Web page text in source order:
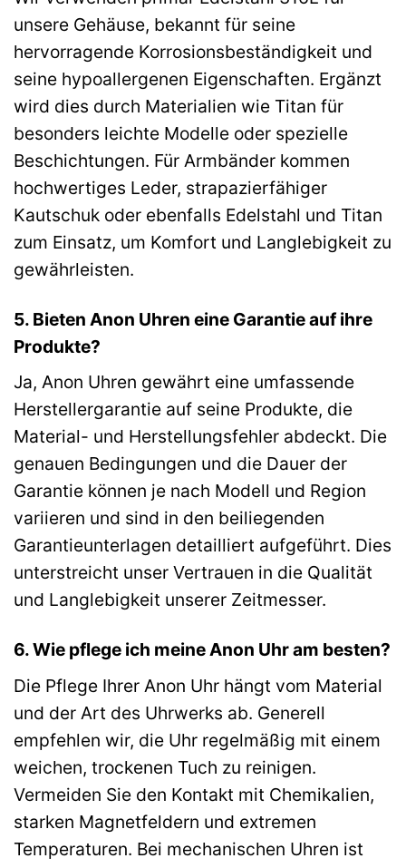
unsere Gehäuse, bekannt für seine
hervorragende Korrosionsbeständigkeit und
seine hypoallergenen Eigenschaften. Ergänzt
wird dies durch Materialien wie Titan für
besonders leichte Modelle oder spezielle
Beschichtungen. Für Armbänder kommen
hochwertiges Leder, strapazierfähiger
Kautschuk oder ebenfalls Edelstahl und Titan
zum Einsatz, um Komfort und Langlebigkeit zu
gewährleisten.
5. Bieten Anon Uhren eine Garantie auf ihre
Produkte?
Ja, Anon Uhren gewährt eine umfassende
Herstellergarantie auf seine Produkte, die
Material- und Herstellungsfehler abdeckt. Die
genauen Bedingungen und die Dauer der
Garantie können je nach Modell und Region
variieren und sind in den beiliegenden
Garantieunterlagen detailliert aufgeführt. Dies
unterstreicht unser Vertrauen in die Qualität
und Langlebigkeit unserer Zeitmesser.
6. Wie pflege ich meine Anon Uhr am besten?
Die Pflege Ihrer Anon Uhr hängt vom Material
und der Art des Uhrwerks ab. Generell
empfehlen wir, die Uhr regelmäßig mit einem
weichen, trockenen Tuch zu reinigen.
Vermeiden Sie den Kontakt mit Chemikalien,
starken Magnetfeldern und extremen
Temperaturen. Bei mechanischen Uhren ist